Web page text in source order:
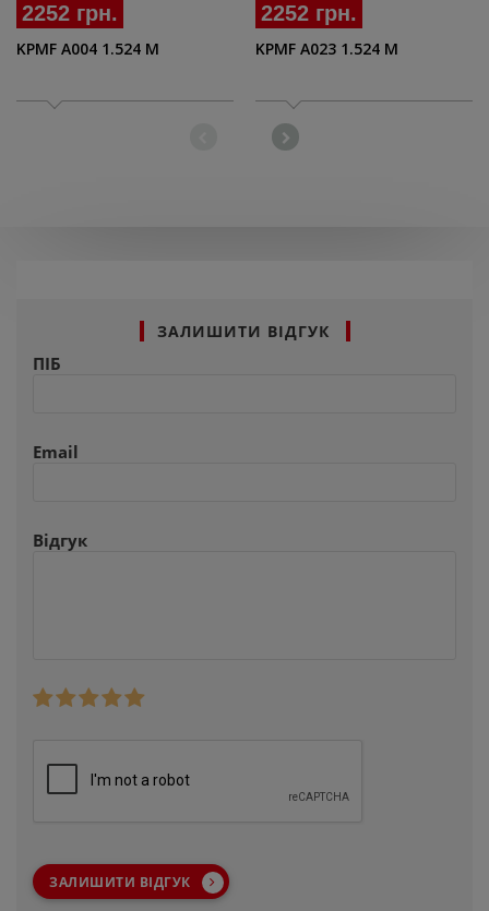
2252 грн.
KPMF A004 1.524 M
2252 грн.
KPMF A023 1.524 M
ЗАЛИШИТИ ВІДГУК
ПІБ
Email
Відгук
ЗАЛИШИТИ ВІДГУК